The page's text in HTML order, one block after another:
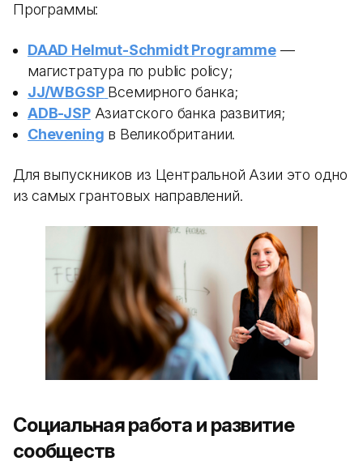
Программы:
DAAD Helmut-Schmidt Programme—
магистратура по public policy;
JJ/WBGSP Всемирного банка;
ADB-JSPАзиатского банка развития;
Chevening в Великобритании.
Для выпускников из Центральной Азии это одно
из самых грантовых направлений.
Социальная работа и развитие
сообществ